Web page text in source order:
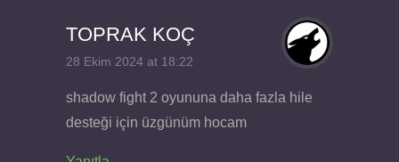
TOPRAK KOÇ
28 Ekim 2024 at 18:22
shadow fight 2 oyununa daha fazla hile
desteği için üzgünüm hocam